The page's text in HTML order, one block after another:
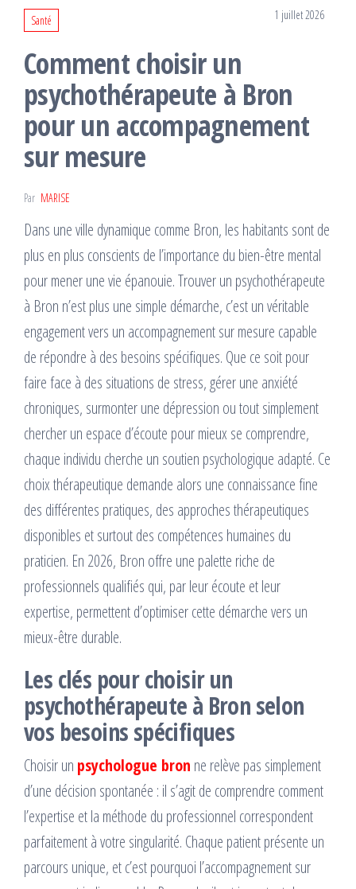
Santé 1 juillet 2026
Comment choisir un
psychothérapeute à Bron
pour un accompagnement
sur mesure
Par MARISE
Dans une ville dynamique comme Bron, les habitants sont de
plus en plus conscients de l’importance du bien-être mental
pour mener une vie épanouie. Trouver un psychothérapeute
à Bron n’est plus une simple démarche, c’est un véritable
engagement vers un accompagnement sur mesure capable
de répondre à des besoins spécifiques. Que ce soit pour
faire face à des situations de stress, gérer une anxiété
chroniques, surmonter une dépression ou tout simplement
chercher un espace d’écoute pour mieux se comprendre,
chaque individu cherche un soutien psychologique adapté. Ce
choix thérapeutique demande alors une connaissance fine
des différentes pratiques, des approches thérapeutiques
disponibles et surtout des compétences humaines du
praticien. En 2026, Bron offre une palette riche de
professionnels qualifiés qui, par leur écoute et leur
expertise, permettent d’optimiser cette démarche vers un
mieux-être durable.
Les clés pour choisir un
psychothérapeute à Bron selon
vos besoins spécifiques
Choisir un psychologue bron ne relève pas simplement
d’une décision spontanée : il s’agit de comprendre comment
l’expertise et la méthode du professionnel correspondent
parfaitement à votre singularité. Chaque patient présente un
parcours unique, et c’est pourquoi l’accompagnement sur